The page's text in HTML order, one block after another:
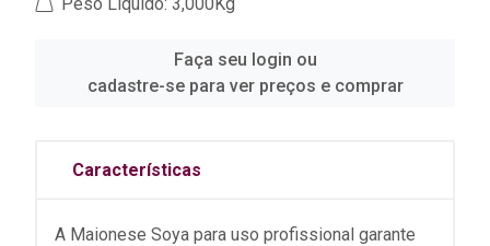
Faça seu login ou
cadastre-se para ver preços e comprar
Características
A Maionese Soya para uso profissional garante